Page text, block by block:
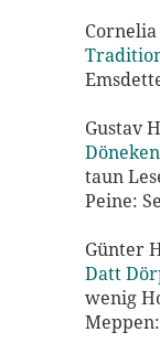
Gustav
Döneken
taun
Peine:
Günter
Datt Dörp
wenig